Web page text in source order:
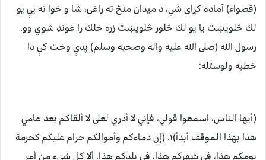
(قصواء) آماده كړاى شي، د ميدان منځ ته راغى، شا و خوا ته يې يو
لك څلويښت يا يو لك څلور څلويښت زره خلك را غونډ شوي وو.
رسول الله (صلى الله عليه واله وصحبه وسلم) پدې وخت كې دا
خطبه ولوستله:
(‏أيها الناس، اسمعوا قولي، فإني لا أدري لعلى لا ألقاكم بعد عامي
هذا بهذا الموقف أبداً‏)١‏‏.‏ ‏(‏إن دماءكم وأموالكم حرام عليكم كحرمة
يومكم هذا، في شهركم هذا، في بلدكم هذا‏.‏ ألا كل شيء من أمر